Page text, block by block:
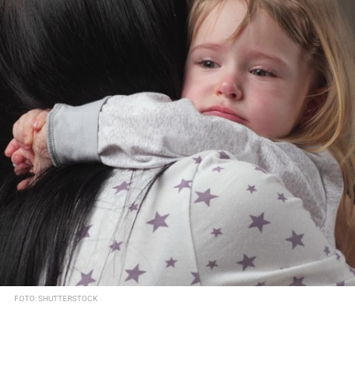
FOTO: SHUTTERSTOCK